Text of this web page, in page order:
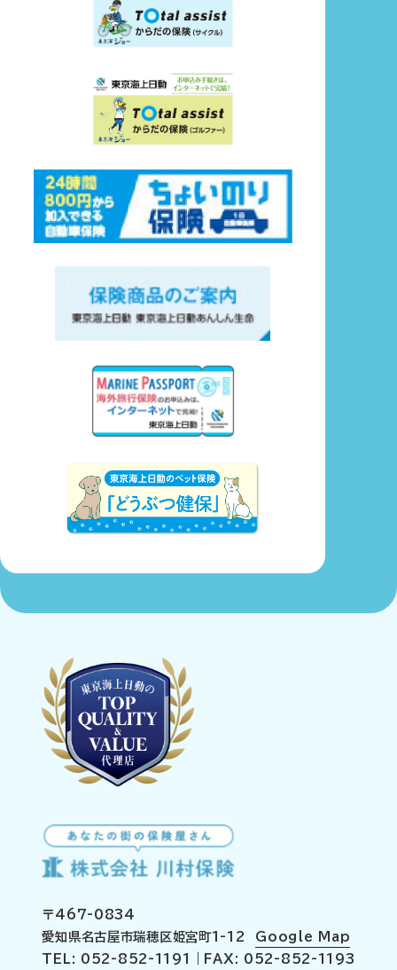
〒467-0834
愛知県名古屋市瑞穂区姫宮町1-12
Google Map
TEL: 052-852-1191｜FAX: 052-852-1193